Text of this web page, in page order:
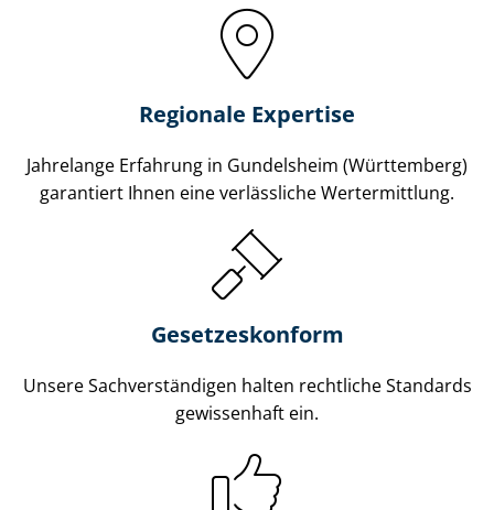
Regionale Expertise
Jahrelange Erfahrung in Gundelsheim (Württemberg)
garantiert Ihnen eine verlässliche Wertermittlung.
Gesetzes­konform
Unsere Sach­ver­stän­di­gen halten rechtliche Standards
gewissenhaft ein.